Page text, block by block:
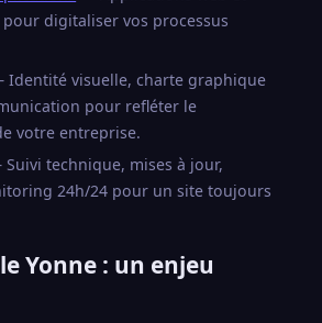
digitaliser vos processus
Identité visuelle, charte graphique
pour refléter le
votre entreprise.
technique, mises à jour,
24h/24 pour un site toujours
Yonne : un enjeu